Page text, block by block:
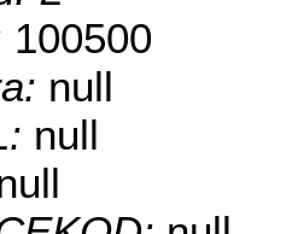
100500
null
null